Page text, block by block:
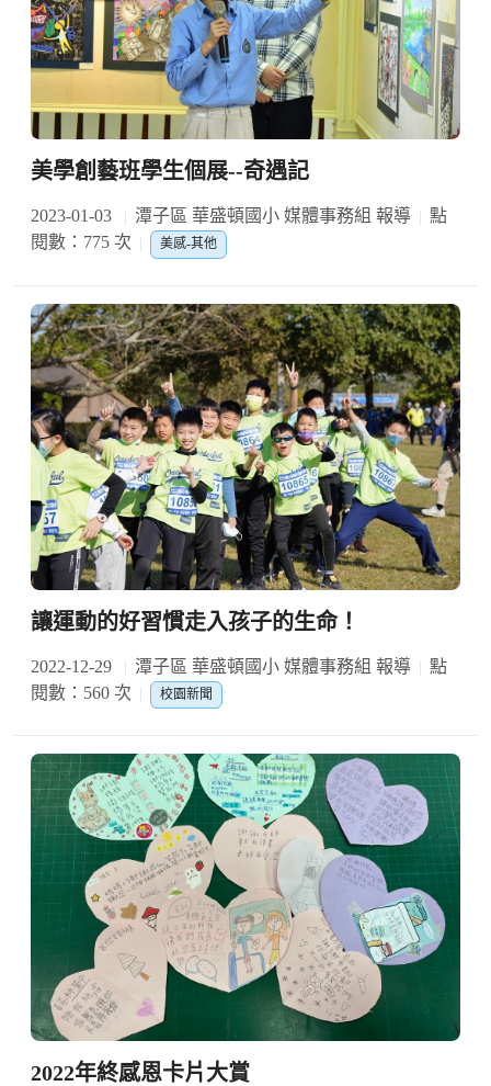
美學創藝班學生個展--奇遇記
2023-01-03 潭子區 華盛頓國小 媒體事務組 報導
點
閱數：775 次
美感-其他
讓運動的好習慣走入孩子的生命！
2022-12-29 潭子區 華盛頓國小 媒體事務組 報導
點
閱數：560 次
校園新聞
2022年終感恩卡片大賞